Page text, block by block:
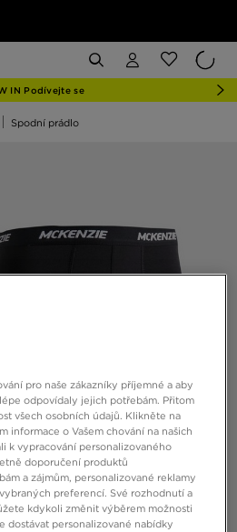
IN Podívejte se
Spodní prádlo
pro naše zákazníky příjemné a aby
odpovídaly jejich potřebám. Přitom
všech osobních údajů. Klikněte na
informace o Vašem chování na našich
k vypracování personalizovaného
doporučení produktů
a zájmům, personalizované reklamy
preferencí. Své rozhodnutí a
kdykoli změnit výběrem možnosti
dostávat personalizované nabídky